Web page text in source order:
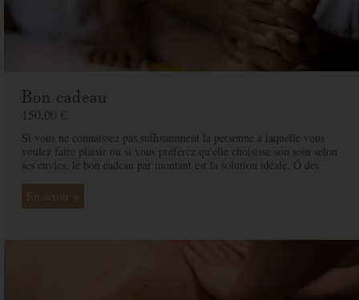
Bon cadeau
150,00 €
Si vous ne connaissez pas suffisamment la personne à laquelle vous
voulez faire plaisir ou si vous préférez qu'elle choisisse son soin selon
ses envies, le bon cadeau par montant est la solution idéale. Ô des
proche et ainsi rendre ce moment exceptionnel.
En savoir +